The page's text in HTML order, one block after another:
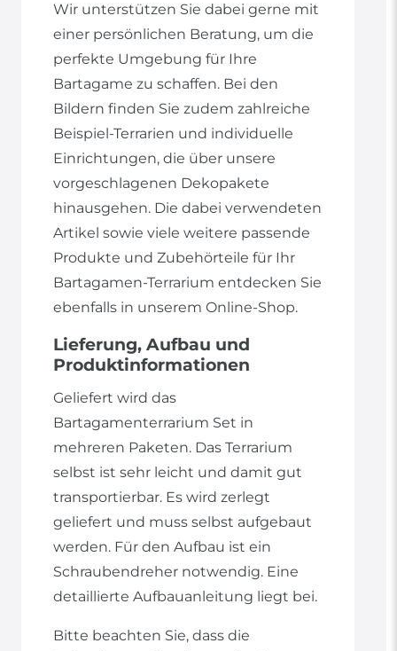
Wir unterstützen Sie dabei gerne mit
einer persönlichen Beratung, um die
perfekte Umgebung für Ihre
Bartagame zu schaffen. Bei den
Bildern finden Sie zudem zahlreiche
Beispiel-Terrarien und individuelle
Einrichtungen, die über unsere
vorgeschlagenen Dekopakete
hinausgehen. Die dabei verwendeten
Artikel sowie viele weitere passende
Produkte und Zubehörteile für Ihr
Bartagamen-Terrarium entdecken Sie
ebenfalls in unserem Online-Shop.
Lieferung, Aufbau und
Produktinformationen
Geliefert wird das
Bartagamenterrarium Set in
mehreren Paketen. Das Terrarium
selbst ist sehr leicht und damit gut
transportierbar. Es wird zerlegt
geliefert und muss selbst aufgebaut
werden. Für den Aufbau ist ein
Schraubendreher notwendig. Eine
detaillierte Aufbauanleitung liegt bei.
Bitte beachten Sie, dass die